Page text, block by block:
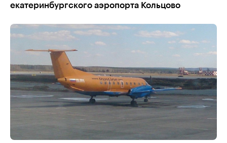
екатеринбургского аэропорта Кольцово